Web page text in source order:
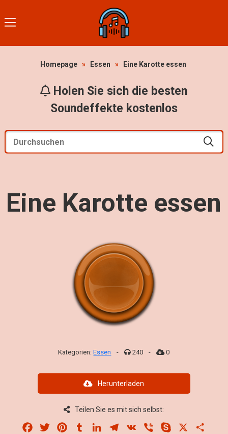
Homepage » Essen » Eine Karotte essen
Holen Sie sich die besten
Soundeffekte kostenlos
Eine Karotte essen
Kategorien:Essen - 240 - 0
Herunterladen
Teilen Sie es mit sich selbst:
Facebook
Twitter PinterestTumblrLinkedInTelegram
VK Viber Skype